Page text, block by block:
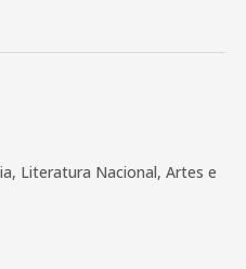
Literatura Nacional, Artes e